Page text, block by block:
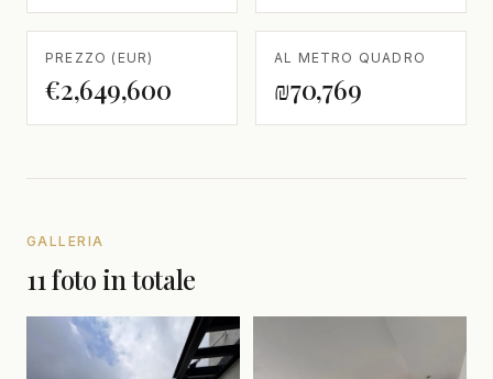
PREZZO (EUR)
€2,649,600
AL METRO QUADRO
₪70,769
GALLERIA
11 foto in totale